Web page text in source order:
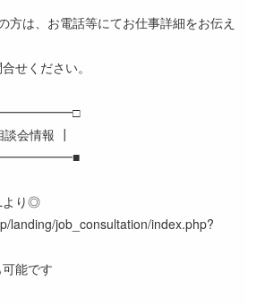
方は、お電話等にてお仕事詳細をお伝え
せください。
会情報 ┃
より◎
landing/job_consultation/index.php?
能です